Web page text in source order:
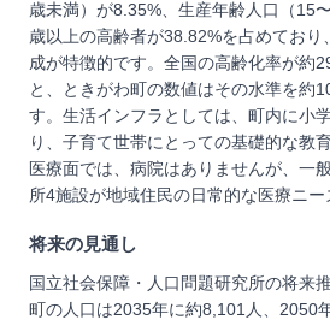
歳未満）が8.35%、生産年齢人口（15
歳以上の高齢者が38.82%を占めてお
成が特徴的です。全国の高齢化率が約
と、ときがわ町の数値はその水準を約
す。生活インフラとしては、町内に小
り、子育て世帯にとっての基礎的な教
医療面では、病院はありませんが、一
所4施設が地域住民の日常的な医療ニー
将来の見通し
国立社会保障・人口問題研究所の将来
町の人口は2035年に約8,101人、2050